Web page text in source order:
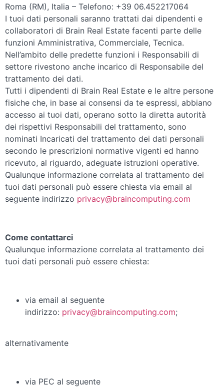
Roma (RM), Italia – Telefono: +39 06.452217064
I tuoi dati personali saranno trattati dai dipendenti e
collaboratori di Brain Real Estate facenti parte delle
funzioni Amministrativa, Commerciale, Tecnica.
Nell’ambito delle predette funzioni i Responsabili di
settore rivestono anche incarico di Responsabile del
trattamento dei dati.
Tutti i dipendenti di Brain Real Estate e le altre persone
fisiche che, in base ai consensi da te espressi, abbiano
accesso ai tuoi dati, operano sotto la diretta autorità
dei rispettivi Responsabili del trattamento, sono
nominati Incaricati del trattamento dei dati personali
secondo le prescrizioni normative vigenti ed hanno
ricevuto, al riguardo, adeguate istruzioni operative.
Qualunque informazione correlata al trattamento dei
tuoi dati personali può essere chiesta via email al
seguente indirizzo privacy@braincomputing.com
Come contattarci
Qualunque informazione correlata al trattamento dei
tuoi dati personali può essere chiesta:
via email al seguente
indirizzo: privacy@braincomputing.com;
alternativamente
via PEC al seguente